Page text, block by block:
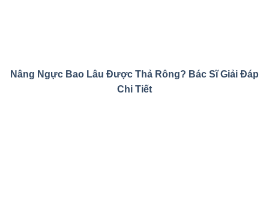
Nâng Ngực Bao Lâu Được Thả Rông? Bác Sĩ Giải Đáp
Chi Tiết